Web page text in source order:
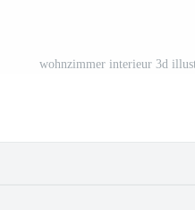
wohnzimmer interieur 3d